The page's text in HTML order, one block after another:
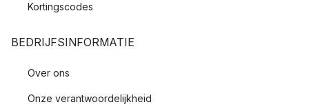
Kortingscodes
BEDRIJFSINFORMATIE
Over ons
Onze verantwoordelijkheid